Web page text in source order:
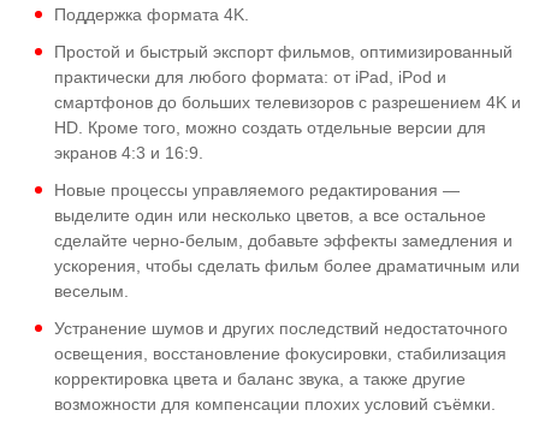
Поддержка формата 4K.
Простой и быстрый экспорт фильмов, оптимизированный
практически для любого формата: от iPad, iPod и
смартфонов до больших телевизоров с разрешением 4K и
HD. Кроме того, можно создать отдельные версии для
экранов 4:3 и 16:9.
Новые процессы управляемого редактирования —
выделите один или несколько цветов, а все остальное
сделайте черно-белым, добавьте эффекты замедления и
ускорения, чтобы сделать фильм более драматичным или
веселым.
Устранение шумов и других последствий недостаточного
освещения, восстановление фокусировки, стабилизация
корректировка цвета и баланс звука, а также другие
возможности для компенсации плохих условий съёмки.